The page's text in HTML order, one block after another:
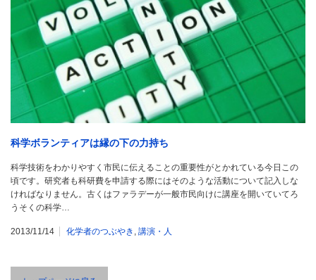
科学ボランティアは縁の下の力持ち
科学技術をわかりやすく市民に伝えることの重要性がとかれている今日この
頃です。研究者も科研費を申請する際にはそのような活動について記入しな
ければなりません。古くはファラデーが一般市民向けに講座を開いていてろ
うそくの科学…
2013/11/14 化学者のつぶやき , 講演・人